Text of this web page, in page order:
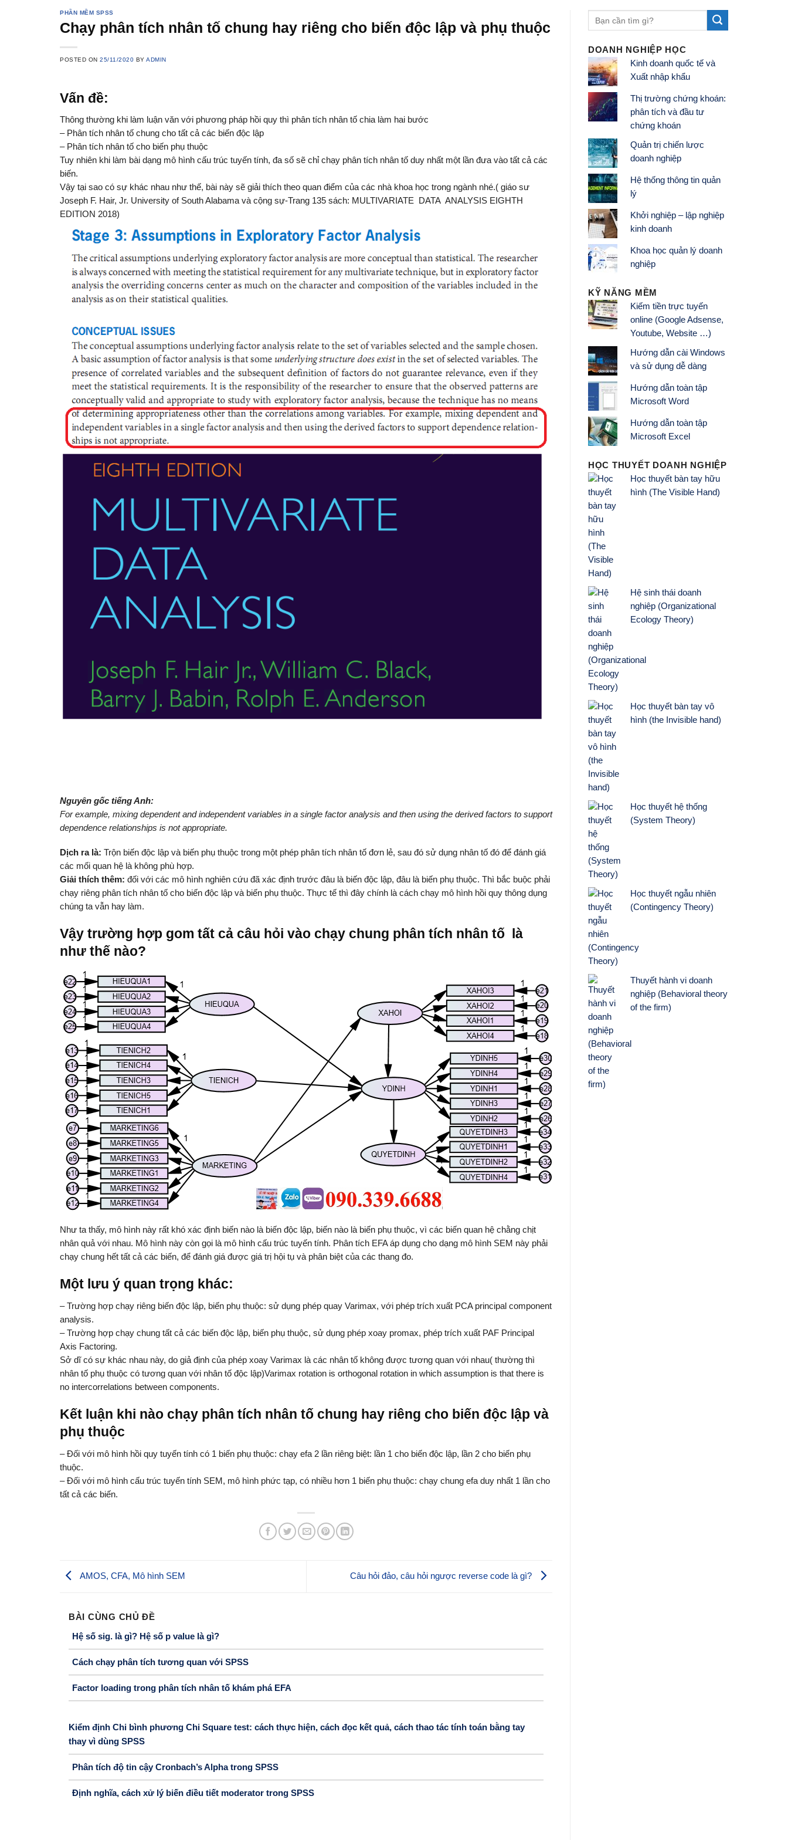
PHẦN MỀM SPSS
Chạy phân tích nhân tố chung hay riêng cho biến độc lập và phụ thuộc
POSTED ON25/11/2020 BYADMIN
Vấn đề:
Thông thường khi làm luận văn với phương pháp hồi quy thì phân tích nhân tố chia làm hai bước
– Phân tích nhân tố chung cho tất cả các biến độc lập
– Phân tích nhân tố cho biến phụ thuộc
Tuy nhiên khi làm bài dạng mô hình cấu trúc tuyến tính, đa số sẽ chỉ chạy phân tích nhân tố duy nhất một lần đưa vào tất cả các
biến.
Vậy tại sao có sự khác nhau như thế, bài này sẽ giải thích theo quan điểm của các nhà khoa học trong ngành nhé.( giáo sư
Joseph F. Hair, Jr. University of South Alabama và cộng sự-Trang 135 sách: MULTIVARIATE DATA ANALYSIS EIGHTH
EDITION 2018)
Nguyên gốc tiếng Anh:
For example, mixing dependent and independent variables in a single factor analysis and then using the derived factors to support
dependence relationships is not appropriate.
Dịch ra là: Trộn biến độc lập và biến phụ thuộc trong một phép phân tích nhân tố đơn lẻ, sau đó sử dụng nhân tố đó để đánh giá
các mối quan hệ là không phù hợp.
Giải thích thêm: đối với các mô hình nghiên cứu đã xác định trước đâu là biến độc lập, đâu là biến phụ thuộc. Thì bắc buộc phải
chạy riêng phân tích nhân tố cho biến độc lập và biến phụ thuộc. Thực tế thì đây chính là cách chạy mô hình hồi quy thông dụng
chúng ta vẫn hay làm.
Vậy trường hợp gom tất cả câu hỏi vào chạy chung phân tích nhân tố là
như thế nào?
Như ta thấy, mô hình này rất khó xác định biến nào là biến độc lập, biến nào là biến phụ thuộc, vì các biến quan hệ chằng chịt
nhân quả với nhau. Mô hình này còn gọi là mô hình cấu trúc tuyến tính. Phân tích EFA áp dụng cho dạng mô hình SEM này phải
chạy chung hết tất cả các biến, để đánh giá được giá trị hội tụ và phân biệt của các thang đo.
Một lưu ý quan trọng khác:
– Trường hợp chạy riêng biến độc lập, biến phụ thuộc: sử dụng phép quay Varimax, với phép trích xuất PCA principal component
analysis.
– Trường hợp chạy chung tất cả các biến độc lập, biến phụ thuộc, sử dụng phép xoay promax, phép trích xuất PAF Principal
Axis Factoring.
Sở dĩ có sự khác nhau này, do giả định của phép xoay Varimax là các nhân tố không được tương quan với nhau( thường thì
nhân tố phụ thuộc có tương quan với nhân tố độc lập)Varimax rotation is orthogonal rotation in which assumption is that there is
no intercorrelations between components.
Kết luận khi nào chạy phân tích nhân tố chung hay riêng cho biến độc lập và
phụ thuộc
– Đối với mô hình hồi quy tuyến tính có 1 biến phụ thuộc: chạy efa 2 lần riêng biệt: lần 1 cho biến độc lập, lần 2 cho biến phụ
thuộc.
– Đối với mô hình cấu trúc tuyến tính SEM, mô hình phức tạp, có nhiều hơn 1 biến phụ thuộc: chạy chung efa duy nhất 1 lần cho
tất cả các biến.
AMOS, CFA, Mô hình SEM Câu hỏi đảo, câu hỏi ngược reverse code là gì?
BÀI CÙNG CHỦ ĐỀ
Hệ số sig. là gì? Hệ số p value là gì?
Cách chạy phân tích tương quan với SPSS
Factor loading trong phân tích nhân tố khám phá EFA
Kiểm định Chi bình phương Chi Square test: cách thực hiện, cách đọc kết quả, cách thao tác tính toán bằng tay
thay vì dùng SPSS
Phân tích độ tin cậy Cronbach’s Alpha trong SPSS
Định nghĩa, cách xử lý biến điều tiết moderator trong SPSS
DOANH NGHIỆP HỌC
Kinh doanh quốc tế và
Xuất nhập khẩu
Thị trường chứng khoán:
phân tích và đầu tư
chứng khoán
Quản trị chiến lược
doanh nghiệp
Hệ thống thông tin quản
lý
Khởi nghiệp – lập nghiệp
kinh doanh
Khoa học quản lý doanh
nghiệp
KỸ NĂNG MỀM
Kiếm tiền trực tuyến
online (Google Adsense,
Youtube, Website …)
Hướng dẫn cài Windows
và sử dụng dễ dàng
Hướng dẫn toàn tập
Microsoft Word
Hướng dẫn toàn tập
Microsoft Excel
HỌC THUYẾT DOANH NGHIỆP
Học thuyết bàn tay hữu
hình (The Visible Hand)
Hệ sinh thái doanh
nghiệp (Organizational
Ecology Theory)
Học thuyết bàn tay vô
hình (the Invisible hand)
Học thuyết hệ thống
(System Theory)
Học thuyết ngẫu nhiên
(Contingency Theory)
Thuyết hành vi doanh
nghiệp (Behavioral theory
of the firm)